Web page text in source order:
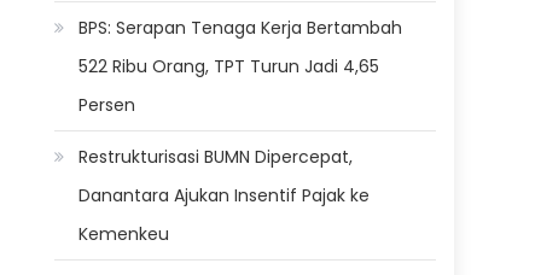
BPS: Serapan Tenaga Kerja Bertambah
522 Ribu Orang, TPT Turun Jadi 4,65
Persen
Restrukturisasi BUMN Dipercepat,
Danantara Ajukan Insentif Pajak ke
Kemenkeu